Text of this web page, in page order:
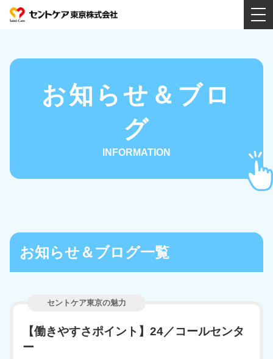
特徴
サービス
サービストップ
訪問介護
採用情報
お知らせ＆ブロ
グ
INFORMATION
お知らせ＆ブログ一覧
【働きやすさポイント】24／コールセンタ
ー
セントケア東京の魅力